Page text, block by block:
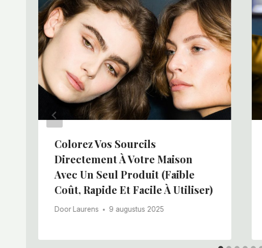
Colorez Vos Sourcils
Directement À Votre Maison
Avec Un Seul Produit (faible
Coût, Rapide Et Facile À Utiliser)
Door Laurens 9 augustus 2025